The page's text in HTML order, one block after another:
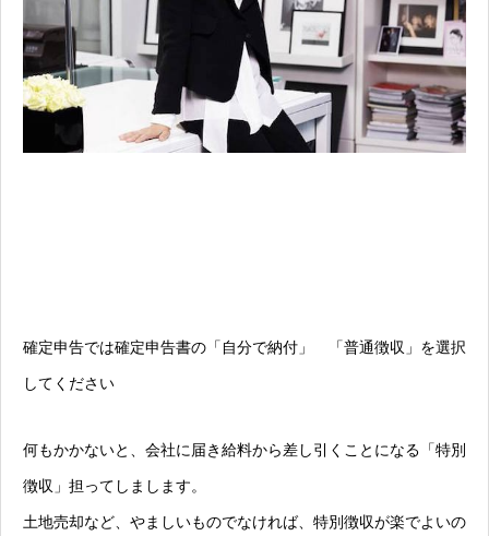
確定申告では確定申告書の「自分で納付」 「普通徴収」を選択
してください
何もかかないと、会社に届き給料から差し引くことになる「特別
徴収」担ってしまします。
土地売却など、やましいものでなければ、特別徴収が楽でよいの